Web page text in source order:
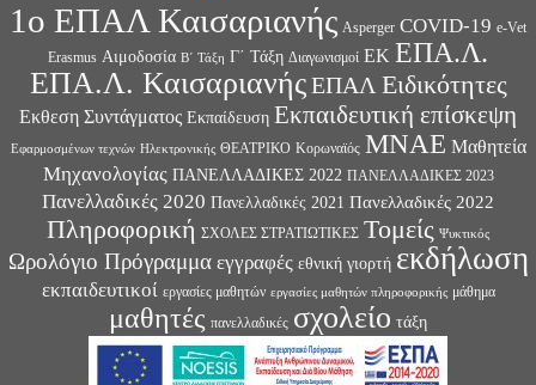
1ο ΕΠΑΛ Καισαριανής Asperger COVID-19 e-Vet
Erasmus Αιμοδοσία Β΄ Τάξη Γ΄ Τάξη Διαγωνισμοί ΕΚ ΕΠΑ.Λ.
ΕΠΑ.Λ. Καισαριανής ΕΠΑΛ Ειδικότητες
Εκθεση Συντάγματος Εκπαίδευση Εκπαιδευτική επίσκεψη
Εφαρμοσμένων τεχνών Ηλεκτρονικής ΘΕΑΤΡΙΚΟ Κορωναϊός ΜΝΑΕ Μαθητεία
Μηχανολογίας ΠΑΝΕΛΛΑΔΙΚΕΣ 2022 ΠΑΝΕΛΛΑΔΙΚΕΣ 2023
Πανελλαδικές 2020 Πανελλαδικές 2021 Πανελλαδικές 2022
Πληροφορική ΣΧΟΛΕΣ ΣΤΡΑΤΙΩΤΙΚΕΣ Τομείς Ψυκτικός
Ωρολόγιο Πρόγραμμα εγγραφές εθνική γιορτή εκδήλωση
εκπαιδευτικοί εργασίες μαθητών εργασίες μαθητών πληροφορικής μάθημα
μαθητές πανελλαδικές σχολείο τάξη